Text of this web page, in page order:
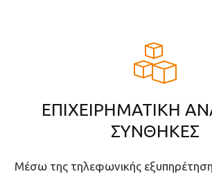
ΕΠΙΧΕΙΡΗΜΑΤΙΚΗ
ΣΥΝΘΗΚΕΣ
Μέσω της τηλεφωνικής